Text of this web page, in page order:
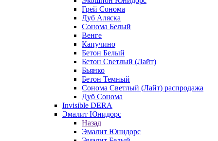
Грей Сонома
Дуб Аляска
Сонома Белый
Венге
Капучино
Бетон Белый
Бетон Светлый (Лайт)
Бьянко
Бетон Темный
Сонома Светлый (Лайт) распродажа
Дуб Сонома
Invisible DERA
Эмалит Юнидорс
Назад
Эмалит Юнидорс